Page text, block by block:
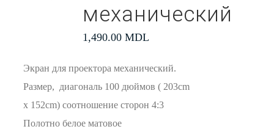
механический
1,490.00 MDL
Экран для проектора механический.
Размер, диагональ 100 дюймов ( 203cm
x 152cm) соотношение сторон 4:3
Полотно белое матовое